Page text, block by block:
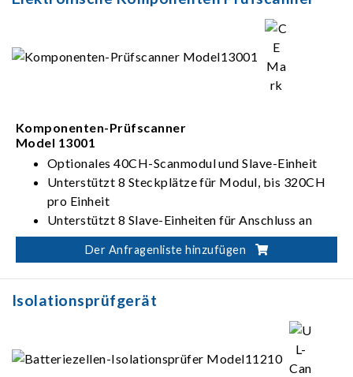
Komponenten-Prüfscanner
Model 13001
Optionales 40CH-Scanmodul und Slave-Einheit
Unterstützt 8 Steckplätze für Modul, bis 320CH
pro Einheit
Unterstützt 8 Slave-Einheiten für Anschluss an
Master-Einheit
Standard-RS-232-, GPIB- und USB-Schnittstelle
Der Anfragenliste hinzufügen
Isolationsprüfgerät